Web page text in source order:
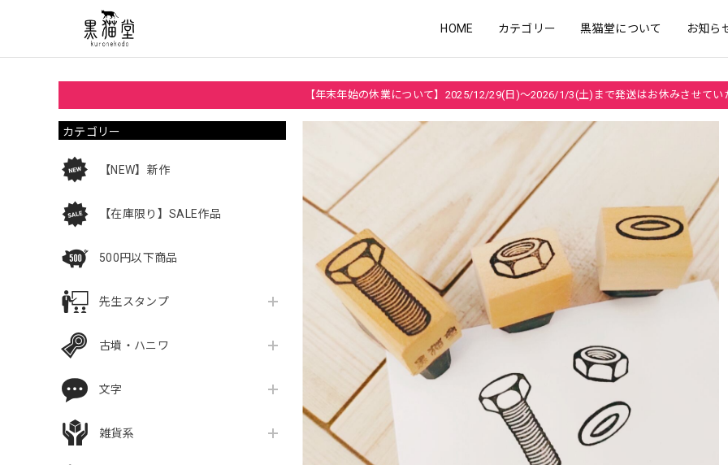
HOME カテゴリー 黒猫堂について お知ら
【年末年始の休業について】2025/12/29(日)～2026/1/3(土)まで発送はお休みさせてい
カテゴリー
【NEW】新作
【在庫限り】SALE作品
500円以下商品
先生スタンプ
古墳・ハニワ
文字
雑貨系